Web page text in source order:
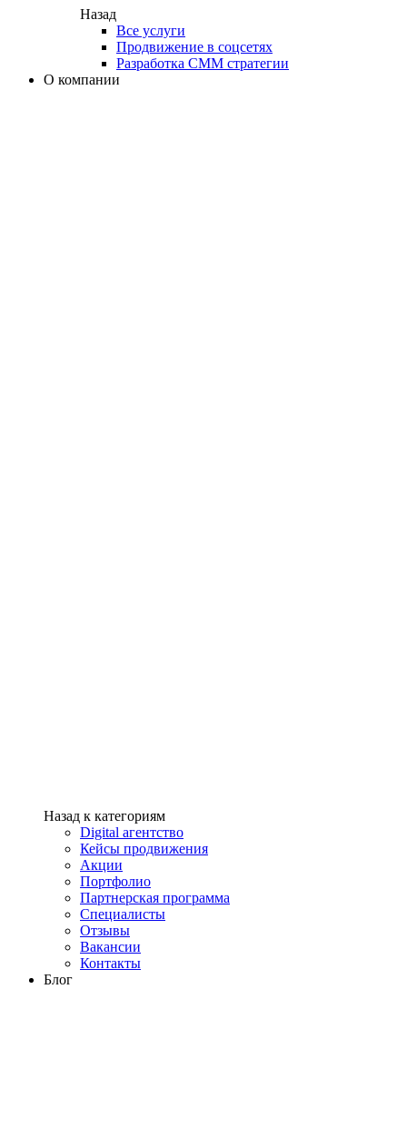
Назад
Все услуги
Продвижение в соцсетях
Разработка СММ стратегии
О компании
Назад к категориям
Digital агентство
Кейсы продвижения
Акции
Портфолио
Партнерская программа
Специалисты
Отзывы
Вакансии
Контакты
Блог